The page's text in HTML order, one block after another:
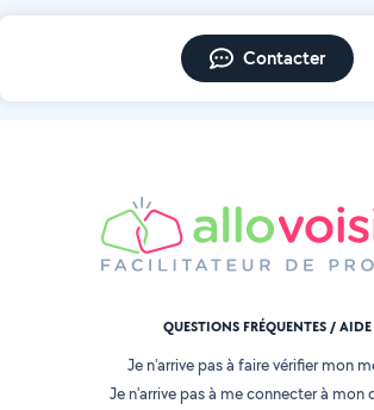
Contacter
QUESTIONS FRÉQUENTES / AIDE
Je n'arrive pas à faire vérifier mon
Je n'arrive pas à me connecter à mon